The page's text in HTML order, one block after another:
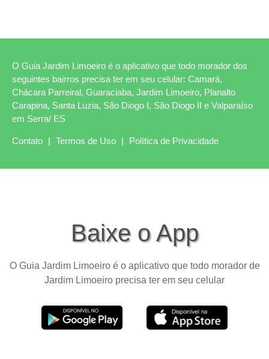
O Guia Jardim Limoeiro é o aplicativo que todo morador dos
seguintes bairros precisa ter em seu celular: Camará,
Chácara Parreiral, Guaraciaba, Jardim Limoeiro, Planalto
Carapina, Santa Luzia, São Diogo I, São Diogo II e Valparaíso
em Serra/ ES
Contato | Termos de Uso | Política de Privacidade
Baixe o App
O Guia Jardim Limoeiro é o aplicativo que todo morador de
Jardim Limoeiro precisa ter em seu celular